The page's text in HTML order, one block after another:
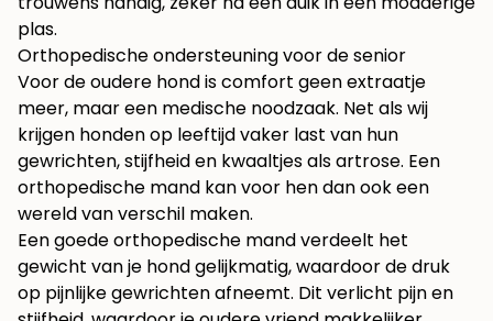
plas.
Orthopedische ondersteuning voor de senior
Voor de oudere hond is comfort geen extraatje
meer, maar een medische noodzaak. Net als wij
krijgen honden op leeftijd vaker last van hun
gewrichten, stijfheid en kwaaltjes als artrose. Een
orthopedische mand kan voor hen dan ook een
wereld van verschil maken.
Een goede orthopedische mand verdeelt het
gewicht van je hond gelijkmatig, waardoor de druk
op pijnlijke gewrichten afneemt. Dit verlicht pijn en